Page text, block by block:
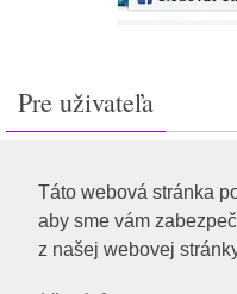
Táto webová stránka
aby sme vám
z našej webovej
Pre uživateľa
Feed záznamov
RSS feed komentárov
WordPress.org